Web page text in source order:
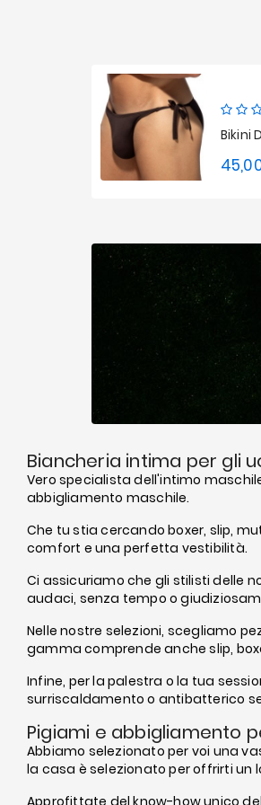
Biancheria intima per gli
Vero specialista dell'intimo
abbigliamento maschile.
Che tu stia cercando boxer, slip,
comfort e una perfetta vestibilità.
Ci assicuriamo che gli stilisti delle
audaci, senza tempo o
Nelle nostre selezioni, scegliamo
gamma comprende anche slip,
Infine, per la palestra o la tua
surriscaldamento o antibatterico
Pigiami e abbigliamento
Abbiamo selezionato per voi una
la casa è selezionato per offrirti un